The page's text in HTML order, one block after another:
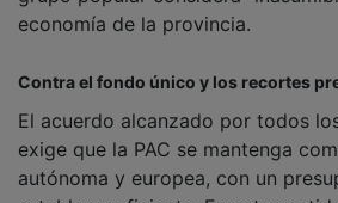
economía de la provincia.
exige que la PAC se mantenga
autónoma y europea, con un
estable y suficiente. En este